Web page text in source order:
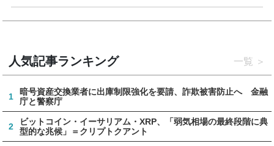
人気記事ランキング 一覧
1
暗号資産交換業者に出庫制限強化を要請、詐欺被害防止へ 金融
庁と警察庁
2
ビットコイン・イーサリアム・XRP、「弱気相場の最終段階に典
型的な兆候」＝クリプトクアント